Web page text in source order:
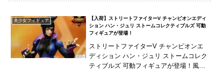
美少女フィギュア
【入荷】ストリートファイターV チャンピオンエディ
ション ハン・ジュリ ストームコレクティブルズ 可動
フィギュアが登場！
ストリートファイターV チャンピオンエ
ディション ハン・ジュリ ストームコレク
ティブルズ 可動フィギュアが登場！風破